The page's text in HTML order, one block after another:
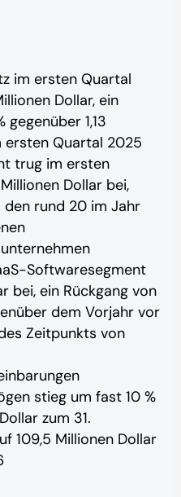
im ersten Quartal
Dollar, ein
1,13
ersten Quartal 2025
trug im ersten
Dollar bei,
rund 20 im Jahr
Softwaresegment
bei, ein Rückgang von
dem Vorjahr vor
Zeitpunkts von
stieg um fast 10 %
zum 31.
109,5 Millionen Dollar